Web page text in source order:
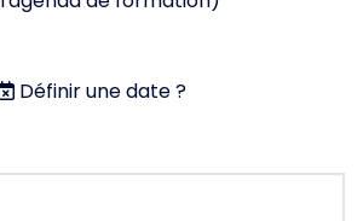
Définir une date ?